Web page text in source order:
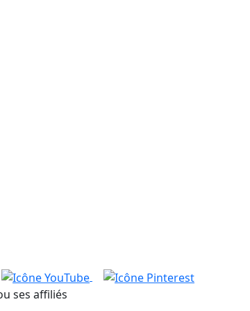
ses affiliés